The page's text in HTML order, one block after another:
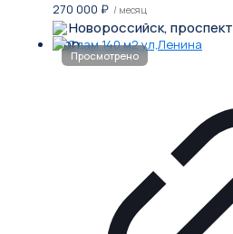
270 000 ₽ / месяц
Новороссийск,